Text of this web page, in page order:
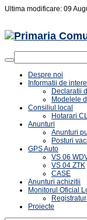
Ultima modificare: 09
Despre noi
Informatii de
Declaratii
Modelele
Consiliul local
Hotarari
Anunturi
Anunturi
Posturi
GPS Auto
VS 06
VS 04 ZTK
CASE
Anunturi achizitii
Monitorul Oficial
Proiecte